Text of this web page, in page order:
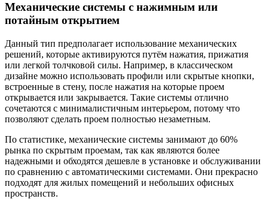
Механические системы с нажимным или
потайным открытием
Данный тип предполагает использование механических
решений, которые активируются путём нажатия, прижатия
или легкой толчковой силы. Например, в классическом
дизайне можно использовать профили или скрытые кнопки,
встроенные в стену, после нажатия на которые проем
открывается или закрывается. Такие системы отлично
сочетаются с минималистичным интерьером, потому что
позволяют сделать проем полностью незаметным.
По статистике, механические системы занимают до 60%
рынка по скрытым проемам, так как являются более
надежными и обходятся дешевле в установке и обслуживании
по сравнению с автоматическими системами. Они прекрасно
подходят для жилых помещений и небольших офисных
пространств.